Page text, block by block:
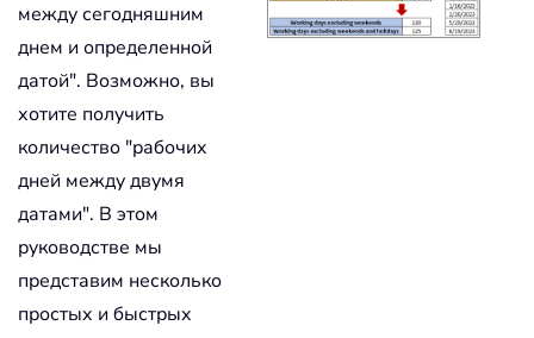
между сегодняшним
днем и определенной
датой". Возможно, вы
хотите получить
количество "рабочих
дней между двумя
датами". В этом
руководстве мы
представим несколько
простых и быстрых